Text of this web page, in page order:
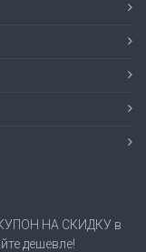
НА СКИДКУ в
дешевле!